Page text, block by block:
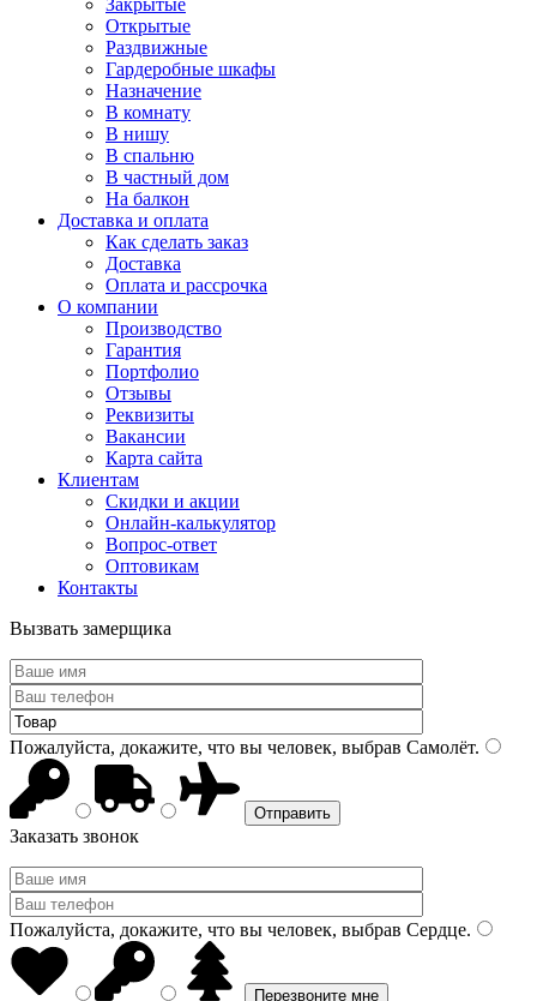
Закрытые
Открытые
Раздвижные
Гардеробные шкафы
Назначение
В комнату
В нишу
В спальню
В частный дом
На балкон
Доставка и оплата
Как сделать заказ
Доставка
Оплата и рассрочка
О компании
Производство
Гарантия
Портфолио
Отзывы
Реквизиты
Вакансии
Карта сайта
Клиентам
Скидки и акции
Онлайн-калькулятор
Вопрос-ответ
Оптовикам
Контакты
Вызвать замерщика
Пожалуйста, докажите, что вы человек, выбрав Самолёт.
Заказать звонок
Пожалуйста, докажите, что вы человек, выбрав Сердце.